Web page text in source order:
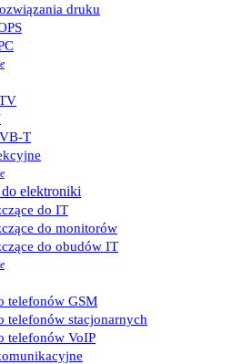
druku
T
elektroniki
do IT
do monitorów
do obudów IT
telefonów GSM
telefonów stacjonarnych
telefonów VoIP